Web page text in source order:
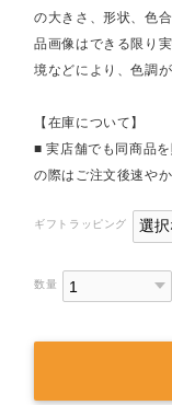
の大きさ、形状、色
品画像はできる限り
境などにより、色調
【在庫について】
■ 実店舗でも同商品
の際はご注文後速や
ギフトラッピング
数量